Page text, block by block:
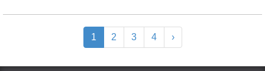
1 (current)
2 3 4 ›